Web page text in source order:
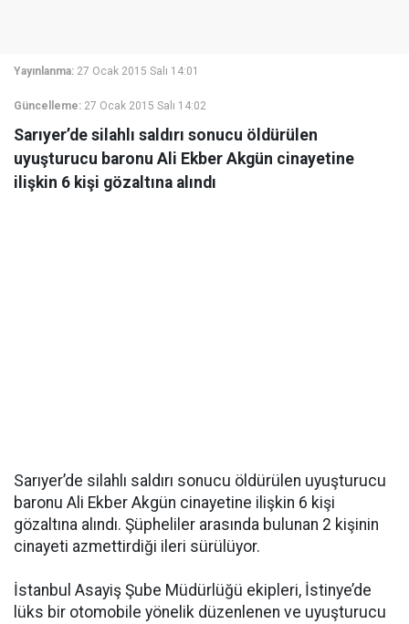
Yayınlanma: 27 Ocak 2015 Salı 14:01
Güncelleme: 27 Ocak 2015 Salı 14:02
Sarıyer’de silahlı saldırı sonucu öldürülen
uyuşturucu baronu Ali Ekber Akgün cinayetine
ilişkin 6 kişi gözaltına alındı
Sarıyer’de silahlı saldırı sonucu öldürülen uyuşturucu
baronu Ali Ekber Akgün cinayetine ilişkin 6 kişi
gözaltına alındı. Şüpheliler arasında bulunan 2 kişinin
cinayeti azmettirdiği ileri sürülüyor.
İstanbul Asayiş Şube Müdürlüğü ekipleri, İstinye’de
lüks bir otomobile yönelik düzenlenen ve uyuşturucu